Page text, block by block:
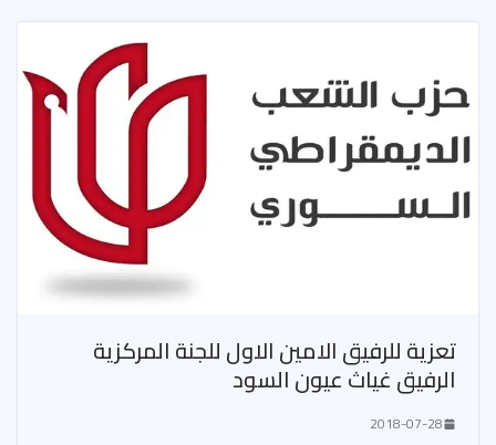
تعزية للرفيق الامين الاول للجنة المركزية
الرفيق غياث عيون السود
2018-07-28